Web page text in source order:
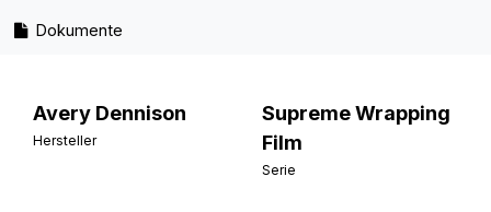
Dokumente
Avery Dennison
Hersteller
Supreme Wrapping
Film
Serie